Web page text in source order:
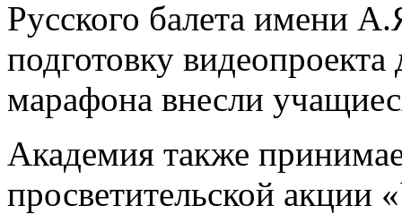
Русского балета имени
подготовку видеопроекта
марафона внесли
Академия также
просветительской акции